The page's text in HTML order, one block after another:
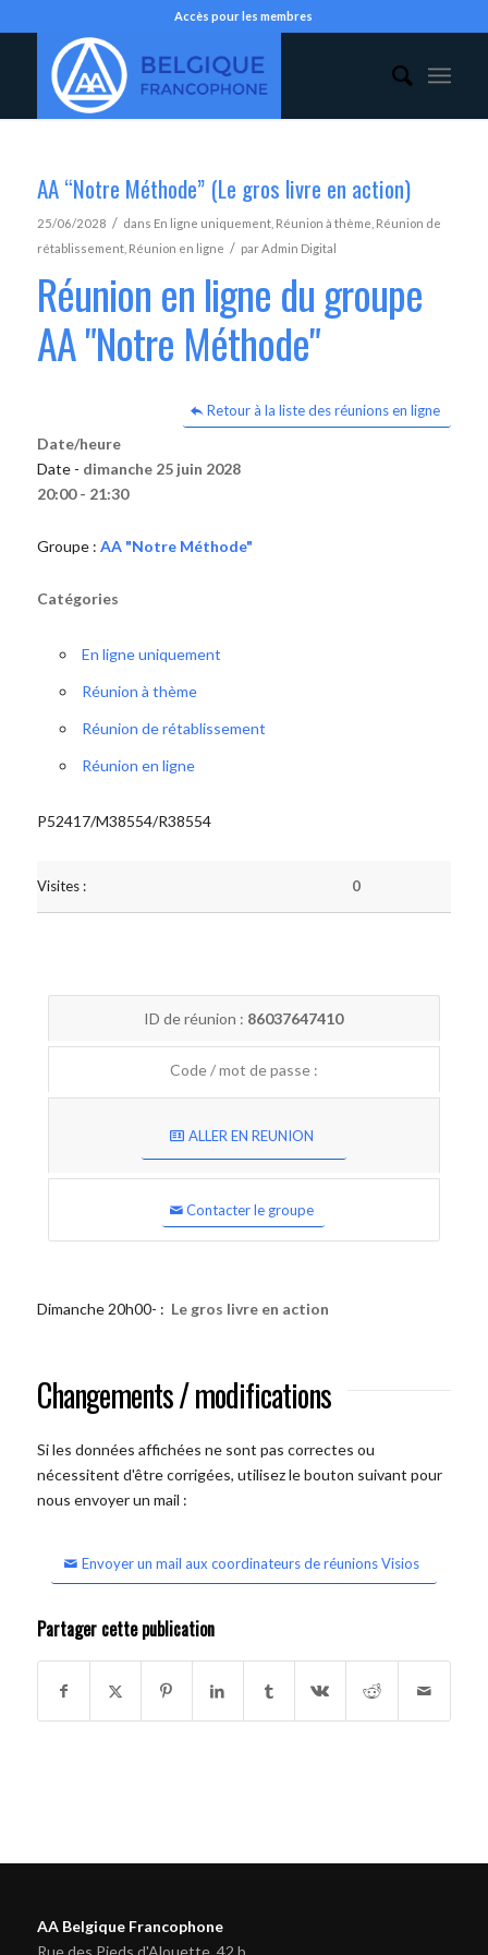
Accès pour les membres
AA “Notre Méthode” (Le gros livre en action)
25/06/2028 / dans En ligne uniquement, Réunion à thème Réunion de
rétablissement, Réunion en ligne / parAdmin Digital
Réunion en ligne du groupe
AA "Notre Méthode"
Retour à la liste des réunions en ligne
Date/heure
Date - dimanche 25 juin 2028
20:00 - 21:30
Groupe : AA "Notre Méthode"
Catégories
En ligne uniquement
Réunion à thème
Réunion de rétablissement
Réunion en ligne
P52417/M38554/R38554
Visites : 0
ID de réunion : 86037647410
Code / mot de passe :
ALLER EN REUNION
Contacter le groupe
Dimanche 20h00- : Le gros livre en action
Changements / modifications
Si les données affichées ne sont pas correctes ou
nécessitent d'être corrigées, utilisez le bouton suivant pour
nous envoyer un mail :
Envoyer un mail aux coordinateurs de réunions Visios
Partager cette publication
AA Belgique Francophone
Rue des Pieds d'Alouette, 42 b